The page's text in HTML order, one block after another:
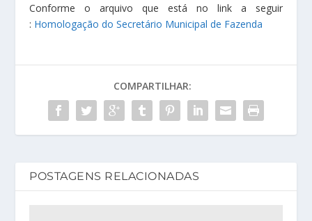
Conforme o arquivo que está no link a seguir
: Homologação do Secretário Municipal de Fazenda
COMPARTILHAR:
POSTAGENS RELACIONADAS